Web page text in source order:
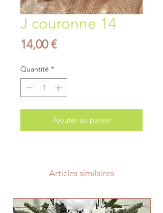
J couronne 14
14,00 €Prix
Quantité *
Ajouter au panier
Articles similaires